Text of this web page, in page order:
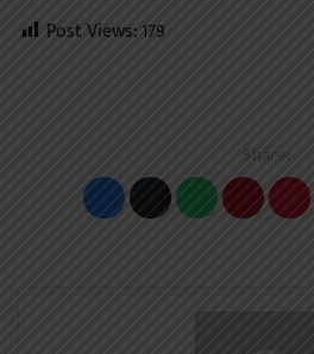
Post Views:179
Share: